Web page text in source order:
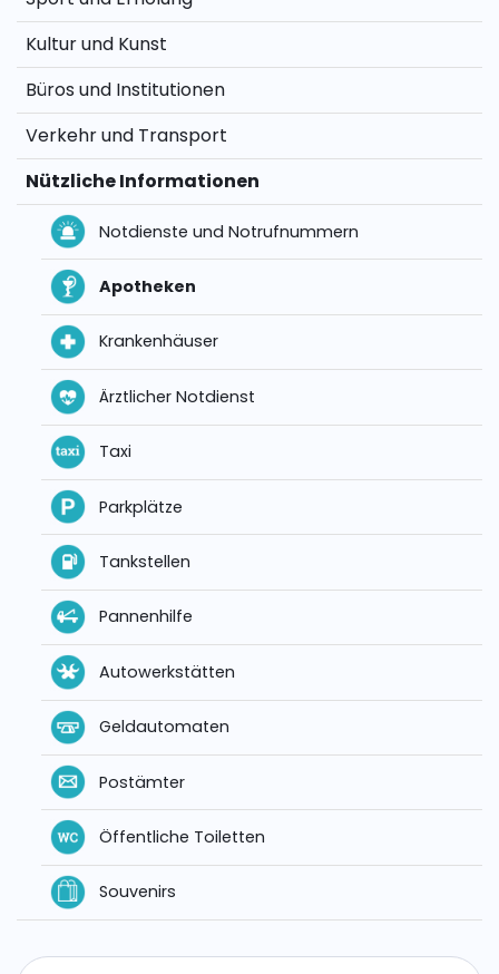
Kultur und Kunst
Büros und Institutionen
Verkehr und Transport
Nützliche Informationen
Notdienste und Notrufnummern
Apotheken
Krankenhäuser
Ärztlicher Notdienst
Taxi
Parkplätze
Tankstellen
Pannenhilfe
Autowerkstätten
Geldautomaten
Postämter
Öffentliche Toiletten
Souvenirs